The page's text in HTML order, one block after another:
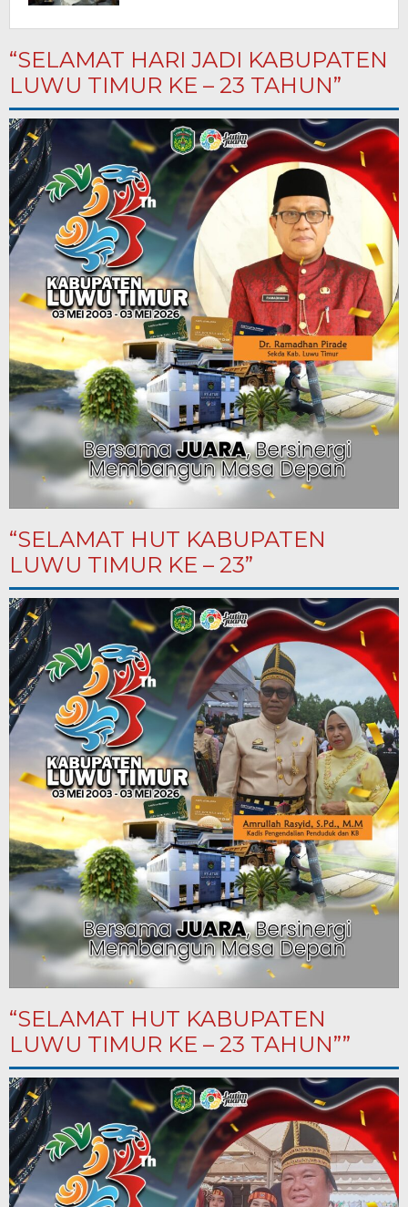
“SELAMAT HARI JADI KABUPATEN
LUWU TIMUR KE – 23 TAHUN”
“SELAMAT HUT KABUPATEN
LUWU TIMUR KE – 23”
“SELAMAT HUT KABUPATEN
LUWU TIMUR KE – 23 TAHUN””